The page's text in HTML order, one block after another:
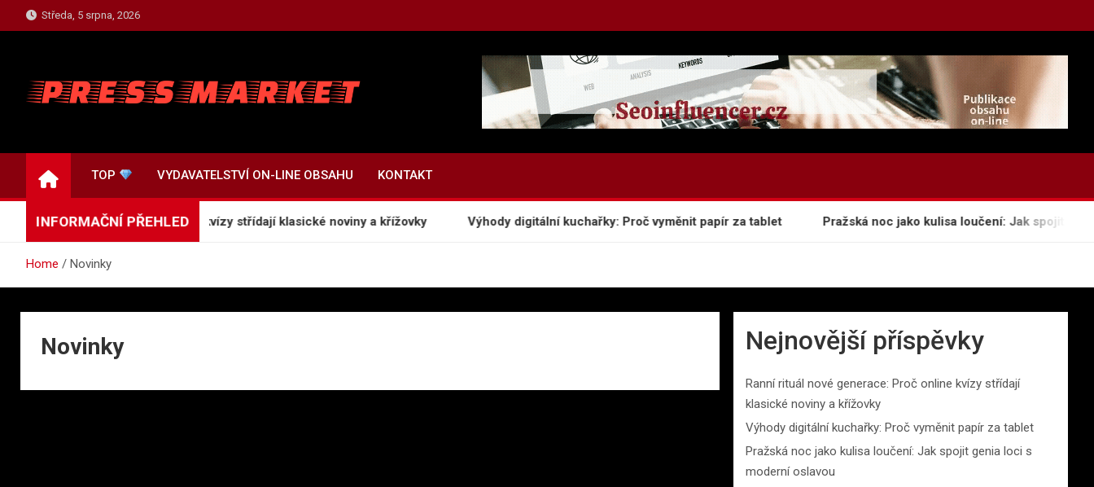
to
Středa, 5 srpna, 2026
TOP VYDAVATELSTVÍ ON-LINE OBSAHU KONTAKT
INFORMAČNÍ PŘEHLED
nové generace: Proč online kvízy střídají klasické noviny a křížovky Výhody digitální kuchařky: Proč vyměnit papír za tablet Pražská noc jako kulisa loučení: Jak spojit genia
Home Novinky
Novinky Nejnovější příspěvky
Ranní rituál nové generace: Proč online kvízy střídají
klasické noviny a křížovky
Výhody digitální kuchařky: Proč vyměnit papír za tablet
Pražská noc jako kulisa loučení: Jak spojit genia loci s
moderní oslavou